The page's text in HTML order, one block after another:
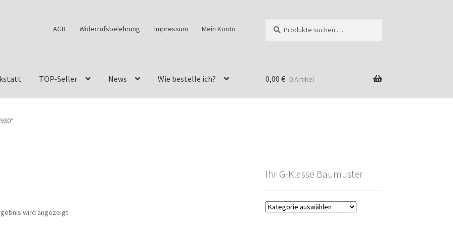
AGB Widerrufsbelehrung Impressum Mein Konto
nach:
TOP-Seller News Wie bestelle ich?
Restore – Tune – Drive
0,00 € 0 Artikel
wird angezeigt
Ihr G-Klasse Baumuster